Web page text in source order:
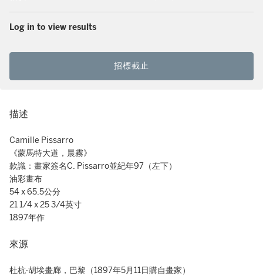
Log in to view results
招標截止
描述
Camille Pissarro
《蒙馬特大道，晨霧》
款識：畫家簽名C. Pissarro並紀年97（左下）
油彩畫布
54 x 65.5公分
21 1/4 x 25 3/4英寸
1897年作
來源
杜杭·胡埃畫廊，巴黎（1897年5月11日購自畫家）